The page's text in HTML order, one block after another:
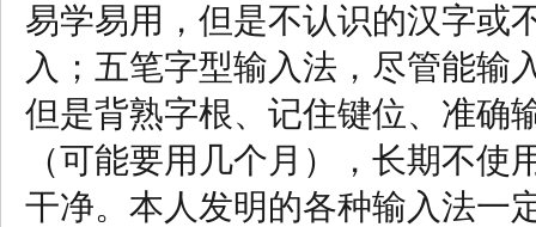
易学易用，但是不认识的汉字或
入；五笔字型输入法，尽管能输
但是背熟字根、记住键位、准确
（可能要用几个月），长期不
干净。本人发明的各种输入法一